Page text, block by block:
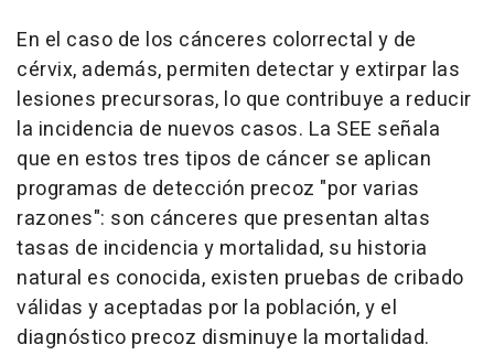
En el caso de los cánceres colorrectal y de
cérvix, además, permiten detectar y extirpar las
lesiones precursoras, lo que contribuye a reducir
la incidencia de nuevos casos. La SEE señala
que en estos tres tipos de cáncer se aplican
programas de detección precoz "por varias
razones": son cánceres que presentan altas
tasas de incidencia y mortalidad, su historia
natural es conocida, existen pruebas de cribado
válidas y aceptadas por la población, y el
diagnóstico precoz disminuye la mortalidad.